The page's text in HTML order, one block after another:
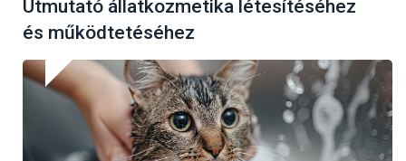
Útmutató állatkozmetika létesítéséhez
és működtetéséhez